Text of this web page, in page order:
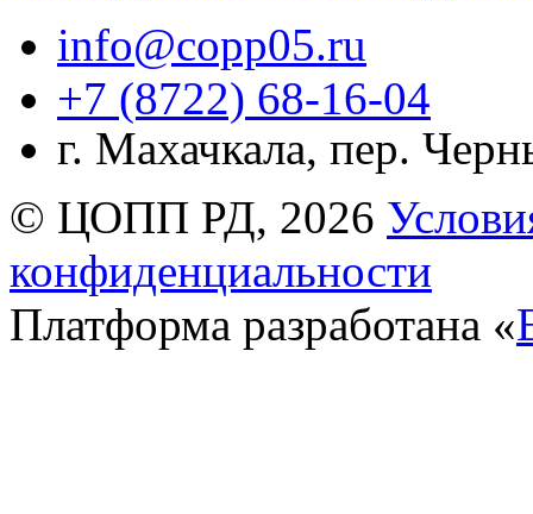
info@copp05.ru
+7 (8722) 68-16-04
г. Махачкала, пер.
© ЦОПП РД, 2026
конфиденциальности
Платформа разработана «